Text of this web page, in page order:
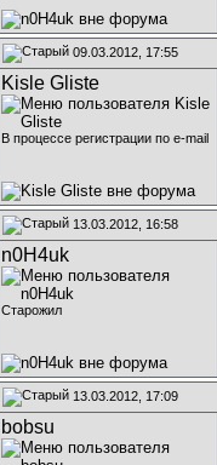
09.03.2012, 17:55
Kisle Gliste
В процессе регистрации по e-mail
13.03.2012, 16:58
n0H4uk
Старожил
13.03.2012, 17:09
bobsu